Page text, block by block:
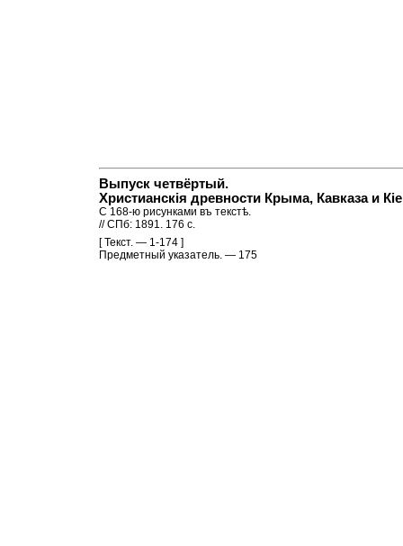
Выпуск четвёртый.
Христианскiя древности Крыма, Кавказа и
С 168-ю рисунками въ текстѣ.
// СПб: 1891. 176 c.
[ Текст. — 1-174 ]
Предметный указатель. — 175